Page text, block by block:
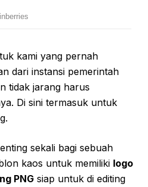
kami yang pernah
dari instansi pemerintah
tidak jarang harus
Di sini termasuk untuk
sekali bagi sebuah
kaos untuk memiliki logo
PNG siap untuk di editing